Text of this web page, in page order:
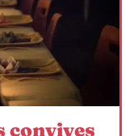
convives